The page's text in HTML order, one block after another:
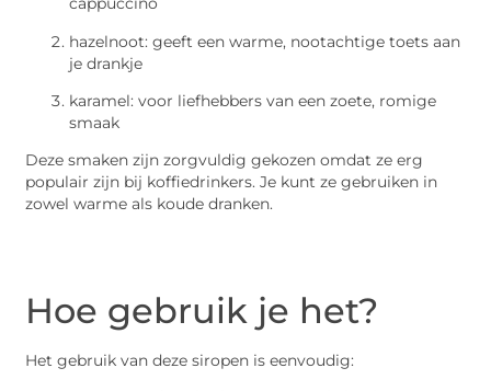
hazelnoot: geeft een warme, nootachtige toets aan
je drankje
karamel: voor liefhebbers van een zoete, romige
smaak
Deze smaken zijn zorgvuldig gekozen omdat ze erg
populair zijn bij koffiedrinkers. Je kunt ze gebruiken in
zowel warme als koude dranken.
Hoe gebruik je het?
Het gebruik van deze siropen is eenvoudig: